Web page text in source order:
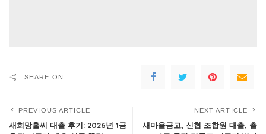
SHARE ON
PREVIOUS ARTICLE
새희망홀씨 대출 후기: 2026년 1금
NEXT ARTICLE
새마을금고, 신협 조합원 대출, 출